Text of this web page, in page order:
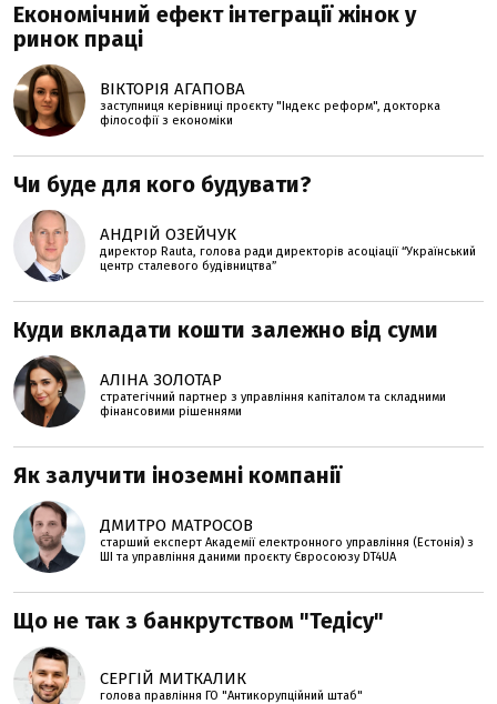
Економічний ефект інтеграції жінок у
ринок праці
ВІКТОРІЯ АГАПОВА
заступниця керівниці проєкту "Індекс реформ", докторка
філософії з економіки
Чи буде для кого будувати?
АНДРІЙ ОЗЕЙЧУК
директор Rauta, голова ради директорів асоціації “Український
центр сталевого будівництва”
Куди вкладати кошти залежно від суми
АЛІНА ЗОЛОТАР
стратегічний партнер з управління капіталом та складними
фінансовими рішеннями
Як залучити іноземні компанії
ДМИТРО МАТРОСОВ
старший експерт Академії електронного управління (Естонія) з
ШІ та управління даними проєкту Євросоюзу DT4UA
Що не так з банкрутством "Тедісу"
СЕРГІЙ МИТКАЛИК
голова правління ГО "Антикорупційний штаб"